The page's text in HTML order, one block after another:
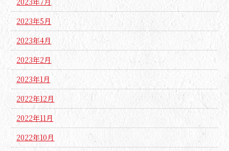
2023年5月
2023年4月
2023年2月
2023年1月
2022年12月
2022年11月
2022年10月